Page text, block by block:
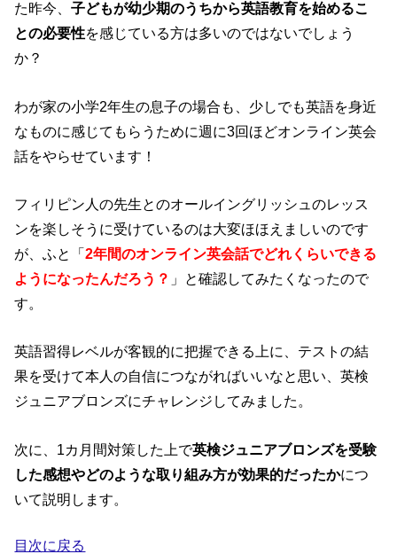
た昨今、子どもが幼少期のうちから英語教育を始めるこ
との必要性を感じている方は多いのではないでしょう
か？
わが家の小学2年生の息子の場合も、少しでも英語を身近
なものに感じてもらうために週に3回ほどオンライン英会
話をやらせています！
フィリピン人の先生とのオールイングリッシュのレッス
ンを楽しそうに受けているのは大変ほほえましいのです
が、ふと「2年間のオンライン英会話でどれくらいできる
ようになったんだろう？ 」と確認してみたくなったので
す。
英語習得レベルが客観的に把握できる上に、テストの結
果を受けて本人の自信につながればいいなと思い、英検
ジュニアブロンズにチャレンジしてみました。
次に、1カ月間対策した上で英検ジュニアブロンズを受験
した感想やどのような取り組み方が効果的だったかにつ
いて説明します。
目次に戻る